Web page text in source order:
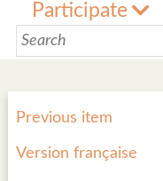
Participate
Previous item
Version française